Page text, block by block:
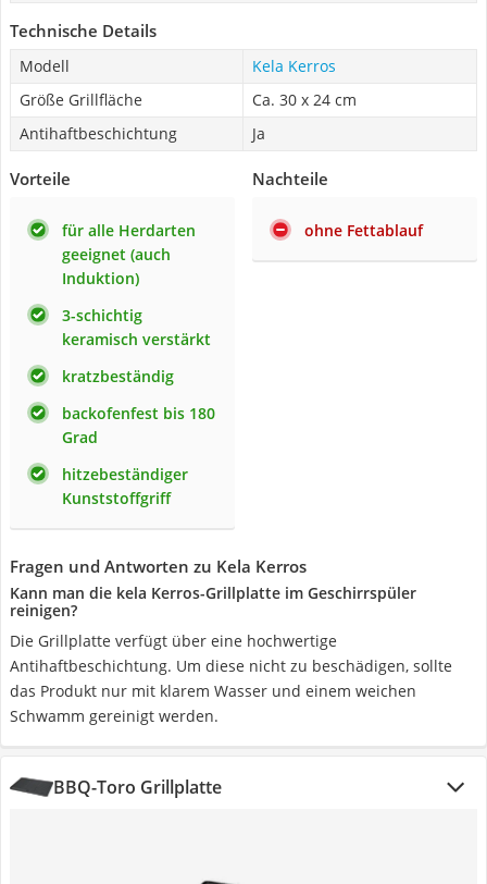
Technische Details
Modell
Kela Kerros
Größe Grillfläche
Ca. 30 x 24 cm
Antihaftbeschichtung
Ja
Vorteile
für alle Herdarten
geeignet (auch
Induktion)
3-schichtig
keramisch verstärkt
kratzbeständig
backofenfest bis 180
Grad
hitzebeständiger
Kunststoffgriff
Nachteile
ohne Fettablauf
Fragen und Antworten zu Kela Kerros
Kann man die kela Kerros-Grillplatte im Geschirrspüler
reinigen?
Die Grillplatte verfügt über eine hochwertige
Antihaftbeschichtung. Um diese nicht zu beschädigen, sollte
das Produkt nur mit klarem Wasser und einem weichen
Schwamm gereinigt werden.
BBQ-Toro Grillplatte